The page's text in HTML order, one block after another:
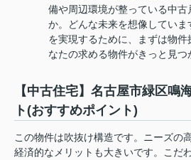
備や周辺環境が整っている中古
か。どんな未来を想像してい
を実現するために、まずは物
なたの求める物件がきっと見つ
【中古住宅】名古屋市緑区鳴
ト(おすすめポイント)
この物件は吹抜け構造です。ニーズの
経済的なメリットも大きいです。こだ